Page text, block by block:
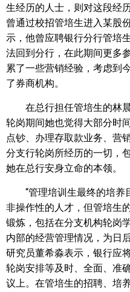
生经历的人士，则对这段经
曾通过校招管培生进入某股
示，他曾应聘银行分行管培
法回到分行，在此期间更多
累了一些营销经验，考虑到
了券商机构。
在总行担任管培生的林
轮岗期间她也觉得大部分时
点钞、办理存取款业务、营
分支行轮岗所经历的一切，
她在总行安身立命的本领。
“管理培训生最终的培
非操作性的人才，但管培生
锻炼，包括在分支机构轮岗
内部的经营管理情况，为日
研究员董希淼表示，银行应
轮岗安排等及时、全面、准
议上。在管培生的招聘、培